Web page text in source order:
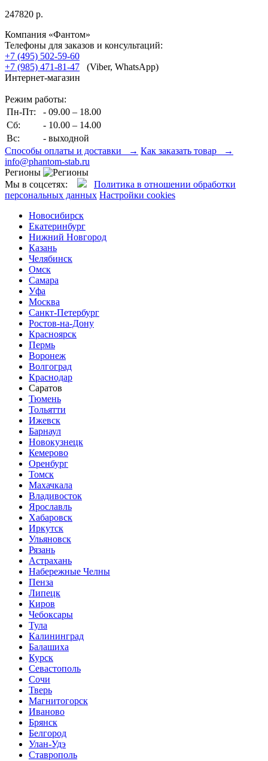
247820 р.
Компания «Фантом»
Телефоны для заказов и консультаций:
+7 (495) 502-59-60
+7 (985) 471-81-47 (Viber, WhatsApp)
Интернет-магазин
Режим работы:
Пн-Пт:
- 09.00 – 18.00
Сб:
- 10.00 – 14.00
Вс:
- выходной
Способы оплаты и доставки → Как заказать товар →
info@phantom-stab.ru
Регионы
Мы в соцсетях:
Политика в отношении обработки
персональных данных Настройки cookies
Новосибирск
Екатеринбург
Нижний Новгород
Казань
Челябинск
Омск
Самара
Уфа
Москва
Санкт-Петербург
Ростов-на-Дону
Красноярск
Пермь
Воронеж
Волгоград
Краснодар
Саратов
Тюмень
Тольятти
Ижевск
Барнаул
Новокузнецк
Кемерово
Оренбург
Томск
Махачкала
Владивосток
Ярославль
Хабаровск
Иркутск
Ульяновск
Рязань
Астрахань
Набережные Челны
Пенза
Липецк
Киров
Чебоксары
Тула
Калининград
Балашиха
Курск
Севастополь
Сочи
Тверь
Магнитогорск
Иваново
Брянск
Белгород
Улан-Удэ
Ставрополь